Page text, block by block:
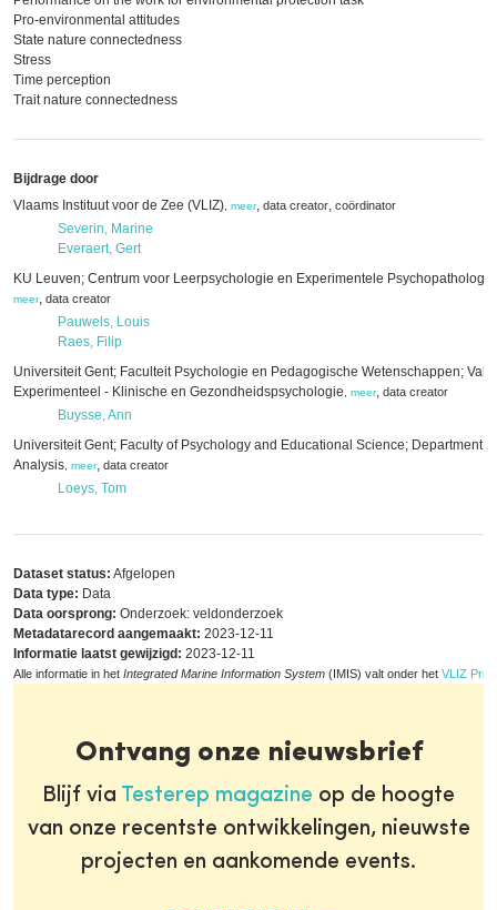
Pro-environmental attitudes
State nature connectedness
Stress
Time perception
Trait nature connectedness
Bijdrage door
Vlaams Instituut voor de Zee (VLIZ) meer, data creator, coördinator
Severin, Marine
Everaert, Gert
KU Leuven; Centrum voor Leerpsychologie en Experimentele Psychopathologie
meer, data creator
Pauwels, Louis
Raes, Filip
Universiteit Gent; Faculteit Psychologie en Pedagogische Wetenschappen;
Experimenteel - Klinische en Gezondheidspsychologie
meer, data creator
Buysse, Ann
Universiteit Gent; Faculty of Psychology and Educational Science; Department
Analysis meer, data creator
Loeys, Tom
Dataset status: Afgelopen
Data type: Data
Data oorsprong: Onderzoek: veldonderzoek
Metadatarecord aangemaakt: 2023-12-11
Informatie laatst gewijzigd: 2023-12-11
Alle informatie in het Integrated Marine Information System (IMIS) valt onder het VLIZ
Ontvang onze nieuwsbrief
Blijf via Testerep magazine op de hoogte
van onze recentste ontwikkelingen, nieuwste
projecten en aankomende events.